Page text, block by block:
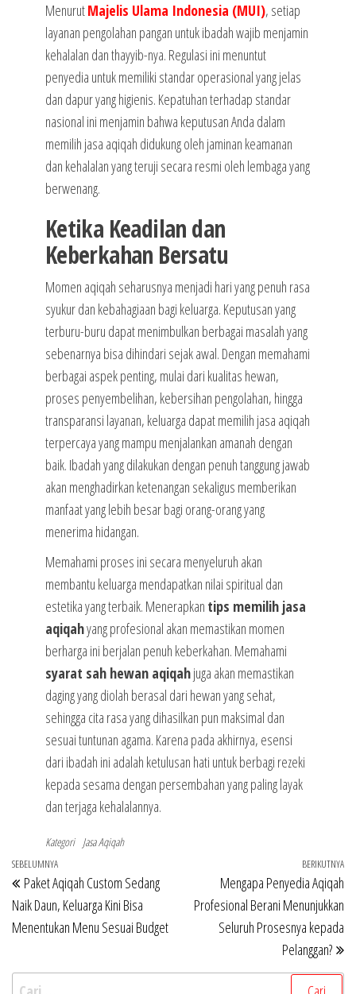
MenurutMajelis Ulama Indonesia (MUI), setiap
layanan pengolahan pangan untuk ibadah wajib menjamin
kehalalan dan thayyib-nya. Regulasi ini menuntut
penyedia untuk memiliki standar operasional yang jelas
dan dapur yang higienis. Kepatuhan terhadap standar
nasional ini menjamin bahwa keputusan Anda dalam
memilih jasa aqiqah didukung oleh jaminan keamanan
dan kehalalan yang teruji secara resmi oleh lembaga yang
berwenang.
Ketika Keadilan dan
Keberkahan Bersatu
Momen aqiqah seharusnya menjadi hari yang penuh rasa
syukur dan kebahagiaan bagi keluarga. Keputusan yang
terburu-buru dapat menimbulkan berbagai masalah yang
sebenarnya bisa dihindari sejak awal. Dengan memahami
berbagai aspek penting, mulai dari kualitas hewan,
proses penyembelihan, kebersihan pengolahan, hingga
transparansi layanan, keluarga dapat memilih jasa aqiqah
terpercaya yang mampu menjalankan amanah dengan
baik. Ibadah yang dilakukan dengan penuh tanggung jawab
akan menghadirkan ketenangan sekaligus memberikan
manfaat yang lebih besar bagi orang-orang yang
menerima hidangan.
Memahami proses ini secara menyeluruh akan
membantu keluarga mendapatkan nilai spiritual dan
estetika yang terbaik. Menerapkan tips memilih jasa
aqiqahyang profesional akan memastikan momen
berharga ini berjalan penuh keberkahan. Memahami
syarat sah hewan aqiqahjuga akan memastikan
daging yang diolah berasal dari hewan yang sehat,
sehingga cita rasa yang dihasilkan pun maksimal dan
sesuai tuntunan agama. Karena pada akhirnya, esensi
dari ibadah ini adalah ketulusan hati untuk berbagi rezeki
kepada sesama dengan persembahan yang paling layak
dan terjaga kehalalannya.
Kategori Jasa Aqiqah
Navigasi
pos
Pos
Sebelumnya
SEBELUMNYA
Paket Aqiqah Custom Sedang
Naik Daun, Keluarga Kini Bisa
Menentukan Menu Sesuai Budget
BERIKUTNYA
Mengapa Penyedia Aqiqah
Profesional Berani Menunjukkan
Seluruh Prosesnya kepada
Pelanggan?
Cari